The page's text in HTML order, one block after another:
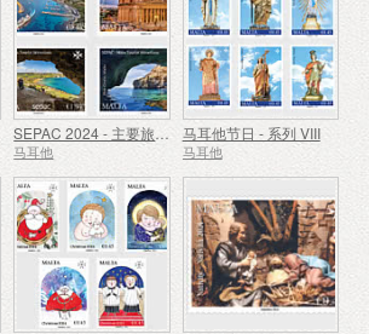
SEPAC 2024 - 主要旅游景点
马耳他
马耳他节日 - 系列 VIII
马耳他